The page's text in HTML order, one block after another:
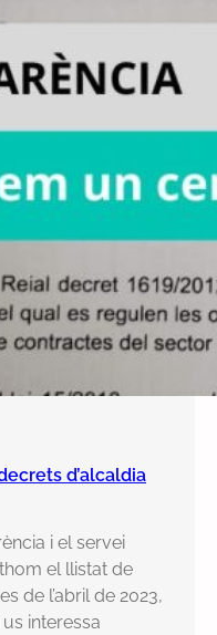
d’alcaldia
i el servei
el llistat de
de l’abril de 2023,
interessa